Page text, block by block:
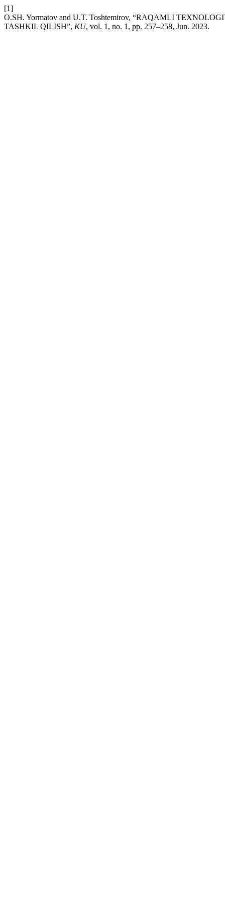
[1]
O.SH. Yormatov and U.T. Toshtemirov, “RAQAMLI
TASHKIL QILISH”, KU, vol. 1, no. 1, pp. 257–258, Jun. 2023.